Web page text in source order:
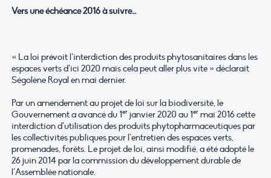
Vers une échéance 2016 à suivre…
« La loi prévoit l’interdiction des produits phytosanitaires dans les
espaces verts d’ici 2020 mais cela peut aller plus vite » déclarait
Ségolène Royal en mai dernier.
Par un amendement au projet de loi sur la biodiversité, le
Gouvernement a avancé du 1er janvier 2020 au 1er mai 2016 cette
interdiction d’utilisation des produits phytopharmaceutiques par
les collectivités publiques pour l’entretien des espaces verts,
promenades, forêts. Le projet de loi, ainsi modifié, a été adopté le
26 juin 2014 par la commission du développement durable de
l’Assemblée nationale.